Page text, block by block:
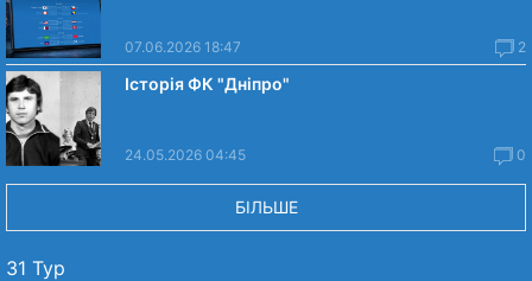
07.06.2026 18:47 2
Історія ФК "Дніпро"
24.05.2026 04:45 0
БІЛЬШЕ
31 Тур